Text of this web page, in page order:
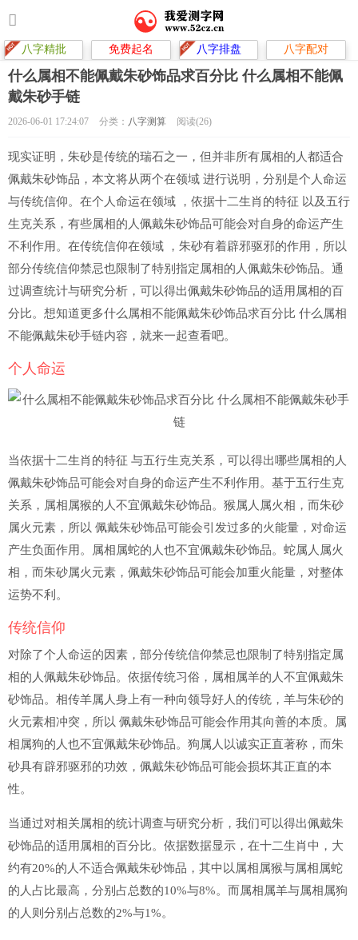
八字精批 免费起名 八字排盘 八字配对
什么属相不能佩戴朱砂饰品求百分比 什么属相不能佩
戴朱砂手链
2026-06-01 17:24:07 分类： 八字测算 阅读(26)
现实证明，朱砂是传统的瑞石之一，但并非所有属相的人都适合
佩戴朱砂饰品，本文将从两个在领域 进行说明，分别是个人命运
与传统信仰。在个人命运在领域 ，依据十二生肖的特征 以及五行
生克关系，有些属相的人佩戴朱砂饰品可能会对自身的命运产生
不利作用。在传统信仰在领域 ，朱砂有着辟邪驱邪的作用，所以
部分传统信仰禁忌也限制了特别指定属相的人佩戴朱砂饰品。通
过调查统计与研究分析，可以得出佩戴朱砂饰品的适用属相的百
分比。想知道更多什么属相不能佩戴朱砂饰品求百分比 什么属相
不能佩戴朱砂手链内容，就来一起查看吧。
个人命运
当依据十二生肖的特征 与五行生克关系，可以得出哪些属相的人
佩戴朱砂饰品可能会对自身的命运产生不利作用。基于五行生克
关系，属相属猴的人不宜佩戴朱砂饰品。猴属人属火相，而朱砂
属火元素，所以 佩戴朱砂饰品可能会引发过多的火能量，对命运
产生负面作用。属相属蛇的人也不宜佩戴朱砂饰品。蛇属人属火
相，而朱砂属火元素，佩戴朱砂饰品可能会加重火能量，对整体
运势不利。
传统信仰
对除了个人命运的因素，部分传统信仰禁忌也限制了特别指定属
相的人佩戴朱砂饰品。依据传统习俗，属相属羊的人不宜佩戴朱
砂饰品。相传羊属人身上有一种向领导好人的传统，羊与朱砂的
火元素相冲突，所以 佩戴朱砂饰品可能会作用其向善的本质。属
相属狗的人也不宜佩戴朱砂饰品。狗属人以诚实正直著称，而朱
砂具有辟邪驱邪的功效，佩戴朱砂饰品可能会损坏其正直的本
性。
当通过对相关属相的统计调查与研究分析，我们可以得出佩戴朱
砂饰品的适用属相的百分比。依据数据显示，在十二生肖中，大
约有20%的人不适合佩戴朱砂饰品，其中以属相属猴与属相属蛇
的人占比最高，分别占总数的10%与8%。而属相属羊与属相属狗
的人则分别占总数的2%与1%。